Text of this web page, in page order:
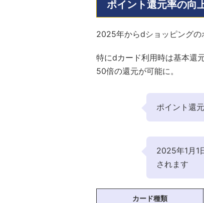
ポイント還元率の向
2025年からdショッピングの
特にdカード利用時は基本還
50倍の還元が可能に。
ポイント還
2025年1月1
されます
カード種類